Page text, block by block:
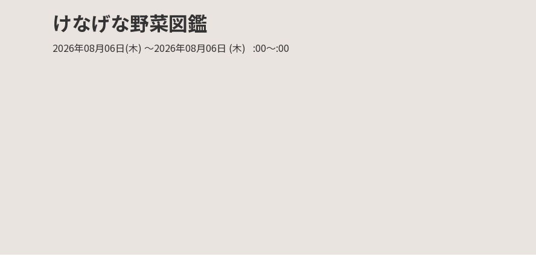
けなげな野菜図鑑
2026年08月06日(木) 〜2026年08月06日 (木) :00〜:00